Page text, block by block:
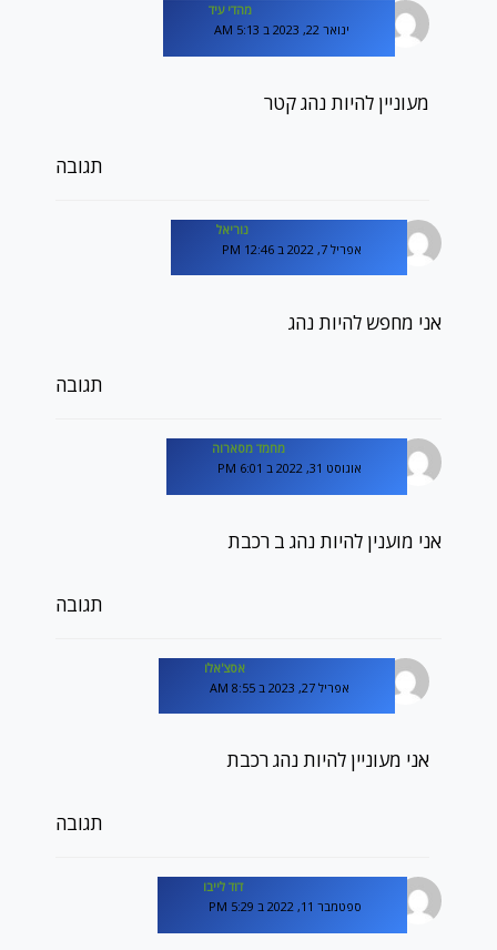
מהדי עיד
ינואר 22, 2023 ב 5:13 AM
מעוניין להיות נהג קטר
תגובה
נוריאל
אפריל 7, 2022 ב 12:46 PM
אני ‏מחפש להיות נהג
תגובה
מחמד מסארוה
אוגוסט 31, 2022 ב 6:01 PM
אני מוענין להיות נהג ב רכבת
תגובה
אסצ'אלו
אפריל 27, 2023 ב 8:55 AM
אני מעוניין להיות נהג רכבת
תגובה
דוד לייבו
ספטמבר 11, 2022 ב 5:29 PM